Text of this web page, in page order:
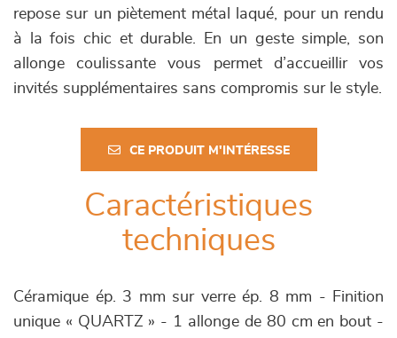
repose sur un piètement métal laqué, pour un rendu
à la fois chic et durable. En un geste simple, son
allonge coulissante vous permet d’accueillir vos
invités supplémentaires sans compromis sur le style.
CE PRODUIT M'INTÉRESSE
Caractéristiques
techniques
Céramique ép. 3 mm sur verre ép. 8 mm - Finition
unique « QUARTZ » - 1 allonge de 80 cm en bout -